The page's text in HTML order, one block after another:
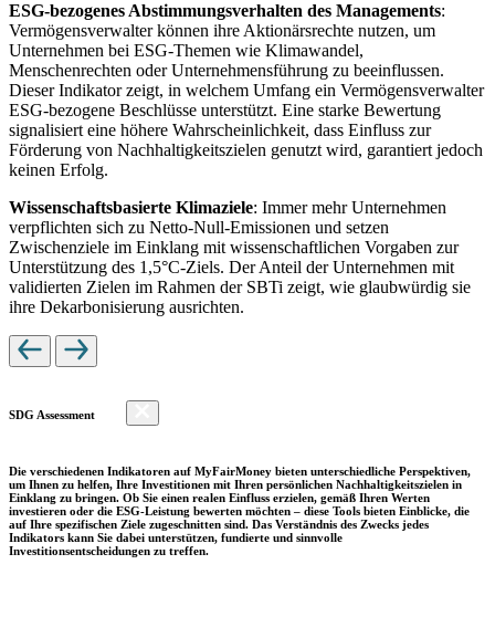
ESG-bezogenes Abstimmungsverhalten des Managements:
Vermögensverwalter können ihre Aktionärsrechte nutzen, um
Unternehmen bei ESG-Themen wie Klimawandel,
Menschenrechten oder Unternehmensführung zu beeinflussen.
Dieser Indikator zeigt, in welchem Umfang ein Vermögensverwalter
ESG-bezogene Beschlüsse unterstützt. Eine starke Bewertung
signalisiert eine höhere Wahrscheinlichkeit, dass Einfluss zur
Förderung von Nachhaltigkeitszielen genutzt wird, garantiert jedoch
keinen Erfolg.
Wissenschaftsbasierte Klimaziele: Immer mehr Unternehmen
verpflichten sich zu Netto-Null-Emissionen und setzen
Zwischenziele im Einklang mit wissenschaftlichen Vorgaben zur
Unterstützung des 1,5°C-Ziels. Der Anteil der Unternehmen mit
validierten Zielen im Rahmen der SBTi zeigt, wie glaubwürdig sie
ihre Dekarbonisierung ausrichten.
SDG Assessment
Die verschiedenen Indikatoren auf MyFairMoney bieten unterschiedliche Perspektiven,
um Ihnen zu helfen, Ihre Investitionen mit Ihren persönlichen Nachhaltigkeitszielen in
Einklang zu bringen. Ob Sie einen realen Einfluss erzielen, gemäß Ihren Werten
investieren oder die ESG-Leistung bewerten möchten – diese Tools bieten Einblicke, die
auf Ihre spezifischen Ziele zugeschnitten sind. Das Verständnis des Zwecks jedes
Indikators kann Sie dabei unterstützen, fundierte und sinnvolle
Investitionsentscheidungen zu treffen.